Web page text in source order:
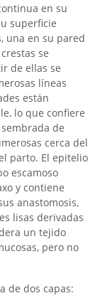
en su
superficie
una en su pared
se
de ellas se
líneas
están
lo que confiere
de
cerca del
parto. El epitelio
escamoso
y contiene
anastomosis,
lisas derivadas
un tejido
pero no
de dos capas: